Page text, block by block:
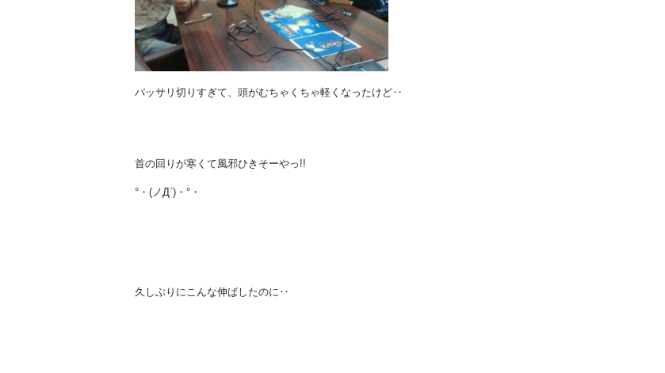
バッサリ切りすぎて、頭がむちゃくちゃ軽くなったけど‥
首の回りが寒くて風邪ひきそーやっ!!
°・(ノД`)・°・
久しぶりにこんな伸ばしたのに‥